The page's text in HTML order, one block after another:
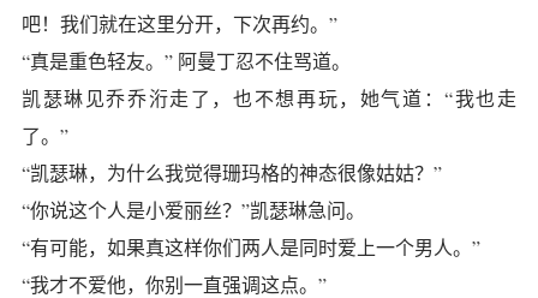
吧！我们就在这里分开，下次再约。”
“真是重色轻友。” 阿曼丁忍不住骂道。
凯瑟琳见乔乔洐走了，也不想再玩，她气道：“我也走
了。”
“凯瑟琳，为什么我觉得珊玛格的神态很像姑姑？”
“你说这个人是小爱丽丝？”凯瑟琳急问。
“有可能，如果真这样你们两人是同时爱上一个男人。”
“我才不爱他，你别一直强调这点。”